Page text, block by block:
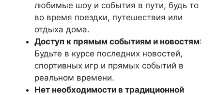
любимые шоу и события в пути, будь то
во время поездки, путешествия или
отдыха дома.
Доступ к прямым событиям и новостям:
Будьте в курсе последних новостей,
спортивных игр и прямых событий в
реальном времени.
Нет необходимости в традиционной